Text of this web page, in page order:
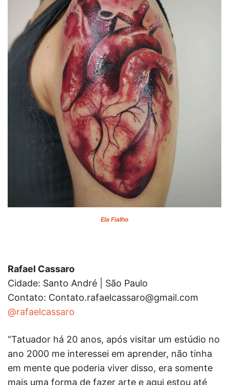
Ela Fialho
Rafael Cassaro
Cidade: Santo André | São Paulo
Contato: Contato.rafaelcassaro@gmail.com
@rafaelcassaro
“Tatuador há 20 anos, após visitar um estúdio no
ano 2000 me interessei em aprender, não tinha
em mente que poderia viver disso, era somente
mais uma forma de fazer arte e aqui estou até